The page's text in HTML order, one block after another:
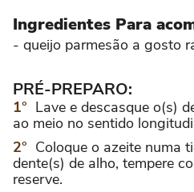
Ingredientes Para
- queijo parmesão a gosto
PRÉ-PREPARO:
Lave e descasque o(s)
ao meio no sentido
Coloque o azeite numa
dente(s) de alho, tempere
reserve.